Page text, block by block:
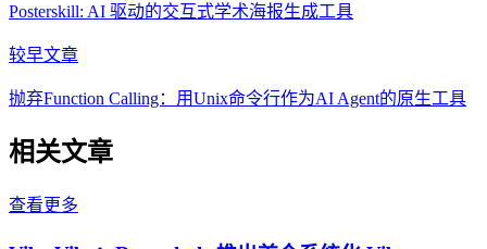
Posterskill: AI 驱动的交互式学术海报生成工具
较早文章
抛弃Function Calling：用Unix命令行作为AI Agent的原生工具
相关文章
查看更多